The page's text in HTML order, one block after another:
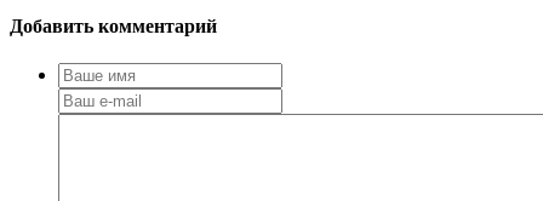
Добавить комментарий